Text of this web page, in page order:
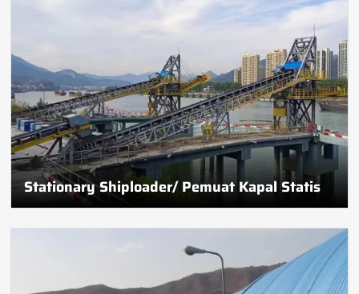
Stationary Shiploader/ Pemuat Kapal Statis